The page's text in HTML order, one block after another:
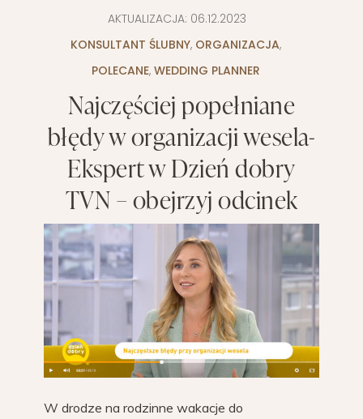
AKTUALIZACJA: 06.12.2023
KONSULTANT ŚLUBNY, ORGANIZACJA,
POLECANE, WEDDING PLANNER
Najczęściej popełniane
błędy w organizacji wesela-
Ekspert w Dzień dobry
TVN – obejrzyj odcinek
W drodze na rodzinne wakacje do